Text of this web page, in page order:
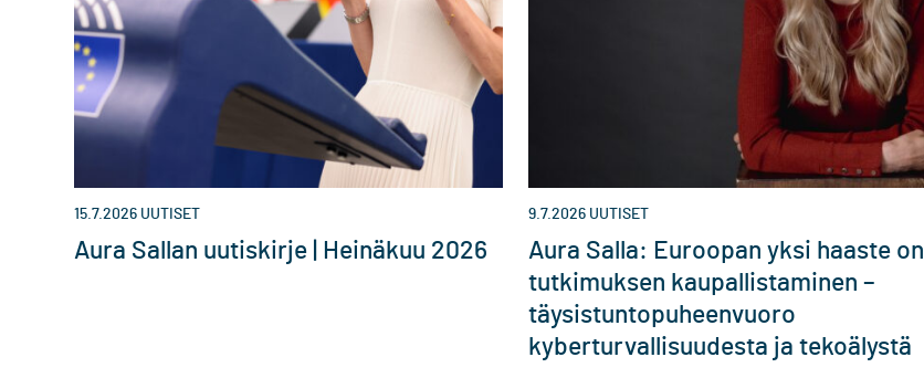
15.7.2026 UUTISET
Aura Sallan uutiskirje | Heinäkuu 2026
9.7.2026 UUTISET
Aura Salla: Euroopan yksi haaste on
tutkimuksen kaupallistaminen –
täysistuntopuheenvuoro
kyberturvallisuudesta ja tekoälystä